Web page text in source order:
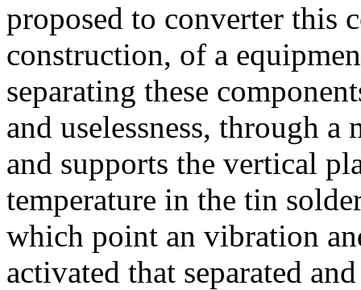
proposed to converter this
construction, of a
separating these
and uselessness, through
and supports the vertical
temperature in the tin
which point an vibration
activated that separated